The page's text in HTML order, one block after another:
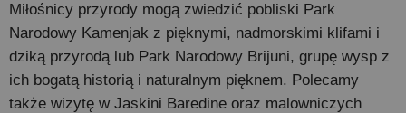
Miłośnicy przyrody mogą zwiedzić pobliski Park
Narodowy Kamenjak z pięknymi, nadmorskimi klifami i
dziką przyrodą lub Park Narodowy Brijuni, grupę wysp z
ich bogatą historią i naturalnym pięknem. Polecamy
także wizytę w Jaskini Baredine oraz malowniczych